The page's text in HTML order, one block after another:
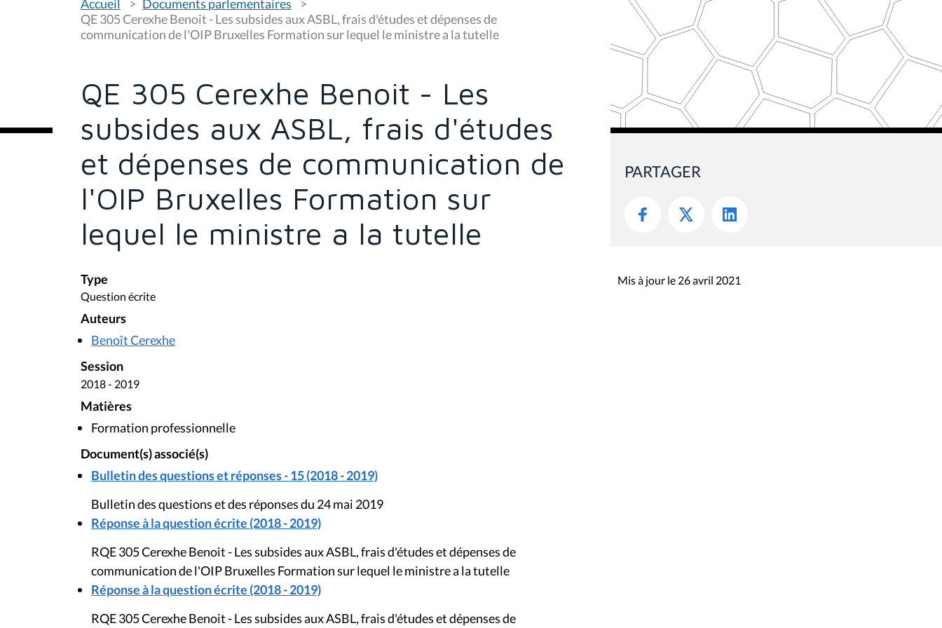
o
u
s
ê
c
:
Accueil
Documents parlementaires
QE 305 Cerexhe Benoit - Les subsides aux ASBL, frais d'études et dépenses de
communication de l'OIP Bruxelles Formation sur lequel le ministre a la tutelle
QE 305 Cerexhe Benoit - Les
subsides aux ASBL, frais d'études
et dépenses de communication de
l'OIP Bruxelles Formation sur
lequel le ministre a la tutelle
Type
Question écrite
Auteurs
Benoît Cerexhe
Session
2018 - 2019
Matières
Formation professionnelle
Document(s) associé(s)
Bulletin des questions et réponses - 15 (2018 - 2019)
Bulletin des questions et des réponses du 24 mai 2019
Réponse à la question écrite (2018 - 2019)
RQE 305 Cerexhe Benoit - Les subsides aux ASBL, frais d'études et dépenses de
communication de l'OIP Bruxelles Formation sur lequel le ministre a la tutelle
Réponse à la question écrite (2018 - 2019)
RQE 305 Cerexhe Benoit - Les subsides aux ASBL, frais d'études et dépenses de
PARTAGER
Mis à jour le 26 avril 2021